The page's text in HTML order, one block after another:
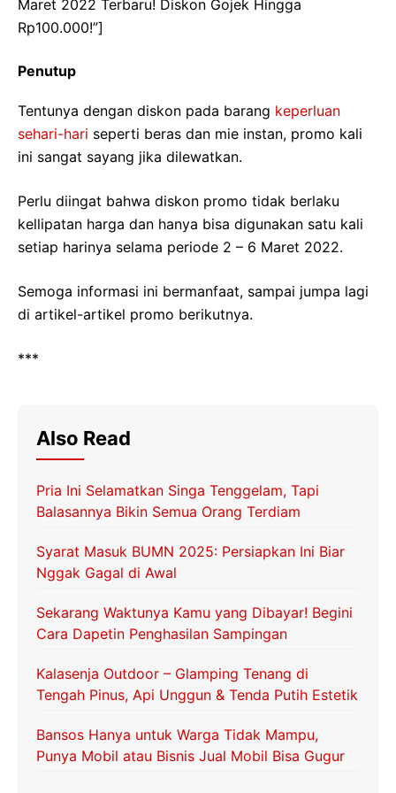
Maret 2022 Terbaru! Diskon Gojek Hingga
Rp100.000!”]
Penutup
Tentunya dengan diskon pada barang keperluan
sehari-hari seperti beras dan mie instan, promo kali
ini sangat sayang jika dilewatkan.
Perlu diingat bahwa diskon promo tidak berlaku
kellipatan harga dan hanya bisa digunakan satu kali
setiap harinya selama periode 2 – 6 Maret 2022.
Semoga informasi ini bermanfaat, sampai jumpa lagi
di artikel-artikel promo berikutnya.
***
Also Read
Pria Ini Selamatkan Singa Tenggelam, Tapi
Balasannya Bikin Semua Orang Terdiam
Syarat Masuk BUMN 2025: Persiapkan Ini Biar
Nggak Gagal di Awal
Sekarang Waktunya Kamu yang Dibayar! Begini
Cara Dapetin Penghasilan Sampingan
Kalasenja Outdoor – Glamping Tenang di
Tengah Pinus, Api Unggun & Tenda Putih Estetik
Bansos Hanya untuk Warga Tidak Mampu,
Punya Mobil atau Bisnis Jual Mobil Bisa Gugur